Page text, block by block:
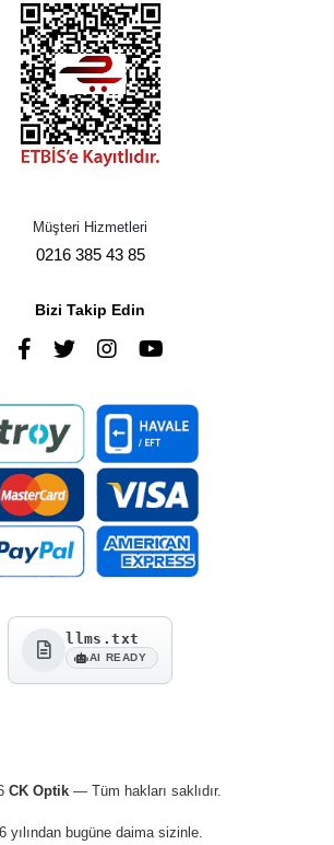
Müşteri Hizmetleri
0216 385 43 85
Bizi Takip Edin
llms.txt
AI READY
CK Optik— Tüm hakları saklıdır.
yılından bugüne daima sizinle.